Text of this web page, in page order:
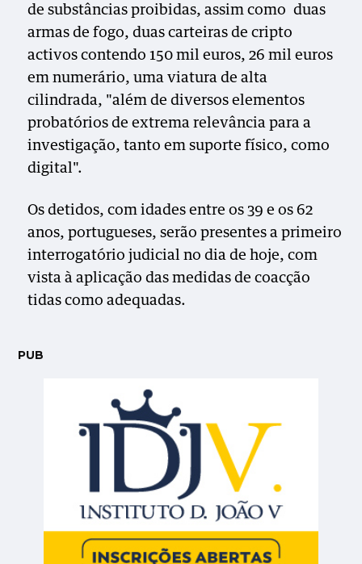
de substâncias proibidas, assim como duas
armas de fogo, duas carteiras de cripto
activos contendo 150 mil euros, 26 mil euros
em numerário, uma viatura de alta
cilindrada, "além de diversos elementos
probatórios de extrema relevância para a
investigação, tanto em suporte físico, como
digital".
Os detidos, com idades entre os 39 e os 62
anos, portugueses, serão presentes a primeiro
interrogatório judicial no dia de hoje, com
vista à aplicação das medidas de coacção
tidas como adequadas.
PUB